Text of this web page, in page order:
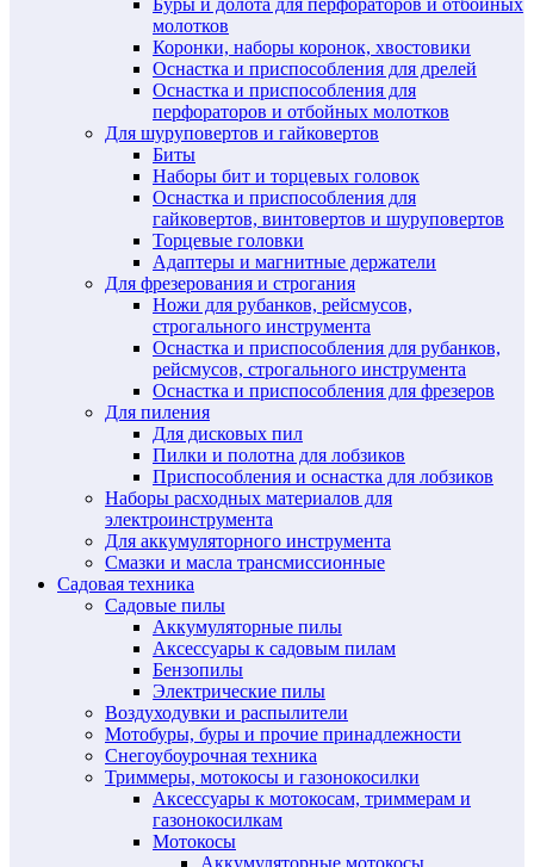
молотков
Коронки, наборы коронок, хвостовики
Оснастка и приспособления для дрелей
Оснастка и приспособления для
перфораторов и отбойных молотков
Для шуруповертов и гайковертов
Биты
Наборы бит и торцевых головок
Оснастка и приспособления для
гайковертов, винтовертов и шуруповертов
Торцевые головки
Адаптеры и магнитные держатели
Для фрезерования и строгания
Ножи для рубанков, рейсмусов,
строгального инструмента
Оснастка и приспособления для рубанков,
рейсмусов, строгального инструмента
Оснастка и приспособления для фрезеров
Для пиления
Для дисковых пил
Пилки и полотна для лобзиков
Приспособления и оснастка для лобзиков
Наборы расходных материалов для
электроинструмента
Для аккумуляторного инструмента
Смазки и масла трансмиссионные
Садовая техника
Садовые пилы
Аккумуляторные пилы
Аксессуары к садовым пилам
Бензопилы
Электрические пилы
Воздуходувки и распылители
Мотобуры, буры и прочие принадлежности
Снегоубоурочная техника
Триммеры, мотокосы и газонокосилки
Аксессуары к мотокосам, триммерам и
газонокосилкам
Мотокосы
Аккумуляторные мотокосы